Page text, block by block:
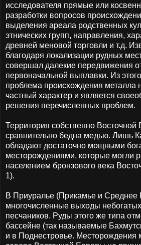
исследователя прямые или
разработки вопросов
выделения ареала родственных
этнических групп, направления,
древней меновой торговли и т.д.
благодаря локализации рудных
совершал далекие передвижения
первоначальной выплавки. Из этого
проблема происхождения металла
частный характер и является
решения перечисленных проблем.
Территория собственно Восточной
сравнительно бедна медью. Лишь
обладают достаточно мощными
месторождениями, которые могли
населением бронзового века
1).
В Приуралье (Прикамье и
многочисленные выходы
песчаников. Руды этого же типа
бассейне (так называемые
и в Поднестровье. Месторождения